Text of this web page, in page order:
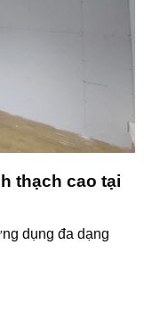
thạch cao tại
dụng đa dạng